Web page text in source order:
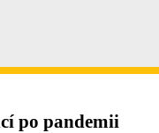
po pandemii